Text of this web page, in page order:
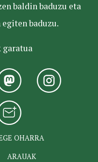
baldin baduzu eta
baduzu.
garatua
OHARRA
ARAUAK